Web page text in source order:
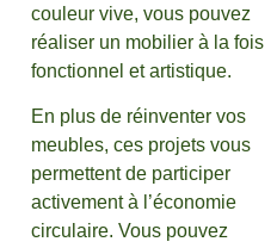
couleur vive, vous pouvez
réaliser un mobilier à la fois
fonctionnel et artistique.
En plus de réinventer vos
meubles, ces projets vous
permettent de participer
activement à l’économie
circulaire. Vous pouvez